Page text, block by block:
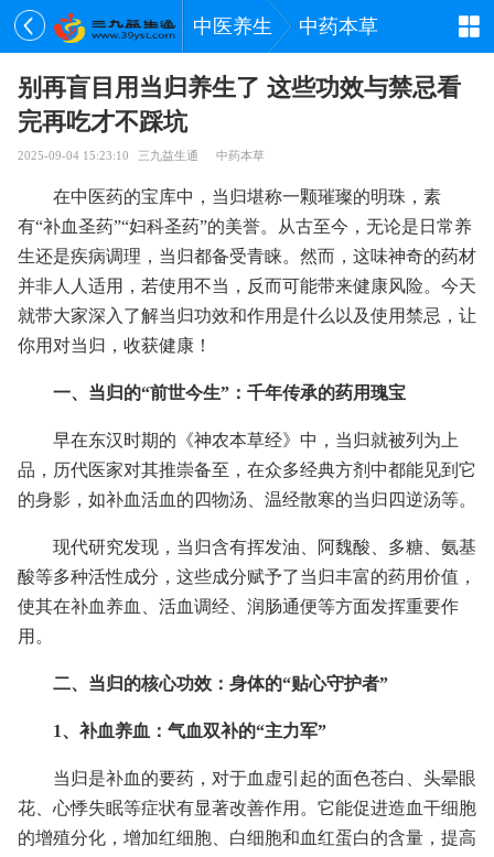
中医养生 中药本草
别再盲目用当归养生了 这些功效与禁忌看
完再吃才不踩坑
2025-09-04 15:23:10 三九益生通 中药本草
在中医药的宝库中，当归堪称一颗璀璨的明珠，素
有“补血圣药”“妇科圣药”的美誉。从古至今，无论是日常养
生还是疾病调理，当归都备受青睐。然而，这味神奇的药材
并非人人适用，若使用不当，反而可能带来健康风险。今天
就带大家深入了解当归功效和作用是什么以及使用禁忌，让
你用对当归，收获健康！
一、当归的“前世今生”：千年传承的药用瑰宝
早在东汉时期的《神农本草经》中，当归就被列为上
品，历代医家对其推崇备至，在众多经典方剂中都能见到它
的身影，如补血活血的四物汤、温经散寒的当归四逆汤等。
现代研究发现，当归含有挥发油、阿魏酸、多糖、氨基
酸等多种活性成分，这些成分赋予了当归丰富的药用价值，
使其在补血养血、活血调经、润肠通便等方面发挥重要作
用。
二、当归的核心功效：身体的“贴心守护者”
1、补血养血：气血双补的“主力军”
当归是补血的要药，对于血虚引起的面色苍白、头晕眼
花、心悸失眠等症状有显著改善作用。它能促进造血干细胞
的增殖分化，增加红细胞、白细胞和血红蛋白的含量，提高